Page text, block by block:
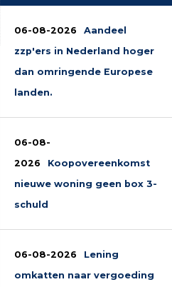
06-08-2026
Aandeel
zzp'ers in Nederland hoger
dan omringende Europese
landen.
06-08-
2026
Koopovereenkomst
nieuwe woning geen box 3-
schuld
06-08-2026
Lening
omkatten naar vergoeding